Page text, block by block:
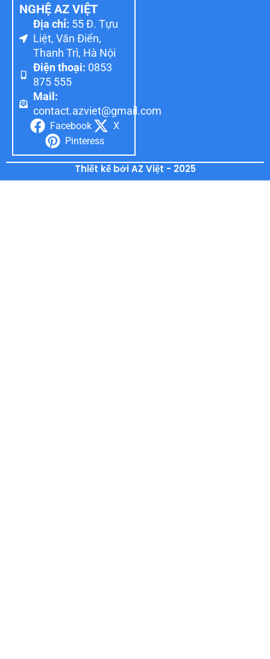
NGHỆ AZ VIỆT
Địa chỉ: 55 Đ. Tựu
Liệt, Văn Điển,
Thanh Trì, Hà Nội
Điện thoại: 0853
875 555
Mail:
contact.azviet@gmail.com
Facebook
X
Pinteress
Thiết kế bởi AZ Việt - 2025